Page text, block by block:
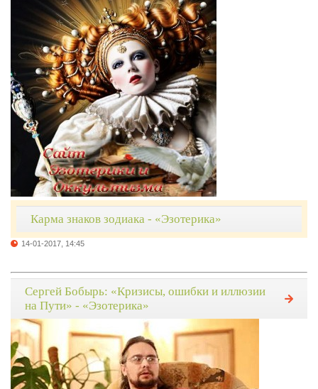
Карма знаков зодиака - «Эзотерика»
14-01-2017, 14:45
Сергей Бобырь: «Кризисы, ошибки и иллюзии
на Пути» - «Эзотерика»